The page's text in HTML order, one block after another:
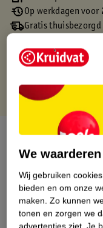
Op werkdagen
Gratis
Gratis punten met
Over dit
Etiketinformatie
We
Wij gebruiken
bieden en om onze
maken. Zo kunnen
tonen en zorgen we